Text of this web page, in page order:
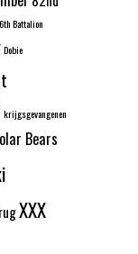
Battalion
Dobie
krijgsgevangenen
Bears
XXX